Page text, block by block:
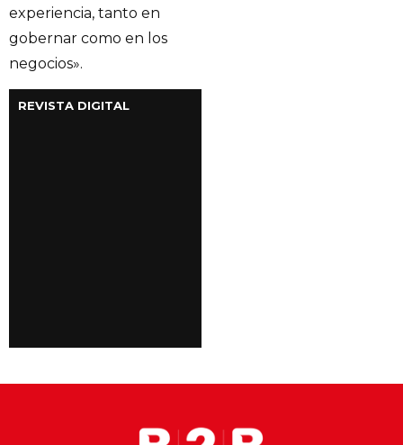
experiencia, tanto en
gobernar como en los
negocios».
REVISTA DIGITAL